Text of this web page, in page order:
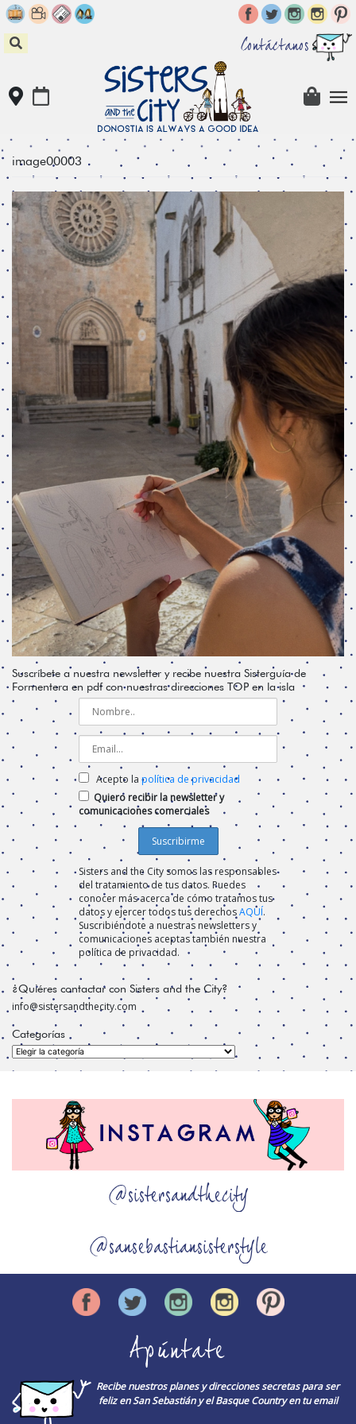
Skip
to
content
Contáctanos
image00003
Suscríbete a nuestra newsletter y recibe nuestra Sisterguía de
Formentera en pdf con nuestras direcciones TOP en la isla
Acepto la política de privacidad
Quiero recibir la newsletter y
comunicaciones comerciales
Sisters and the City somos las responsables
del tratamiento de tus datos. Puedes
conocer más acerca de cómo tratamos tus
datos y ejercer todos tus derechosAQUÍ.
Suscribiéndote a nuestras newsletters y
comunicaciones aceptas también nuestra
política de privacidad.
¿Quiéres contactar con Sisters and the City?
info@sistersandthecity.com
Categorías
Categorías
@sistersandthecity
@sansebastiansisterstyle
Apúntate
Recibe nuestros planes y direcciones secretas para ser
feliz en San Sebastián y el Basque Country en tu email